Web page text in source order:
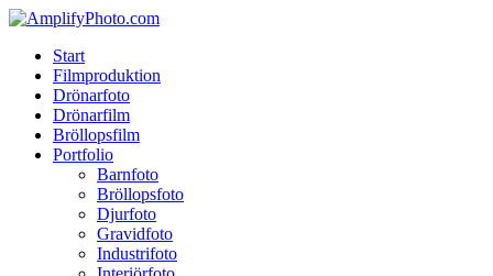
Skip
main
content
Menu
Start
Filmproduktion
Drönarfoto
Drönarfilm
Bröllopsfilm
Portfolio
Barnfoto
Bröllopsfoto
Djurfoto
Gravidfoto
Industrifoto